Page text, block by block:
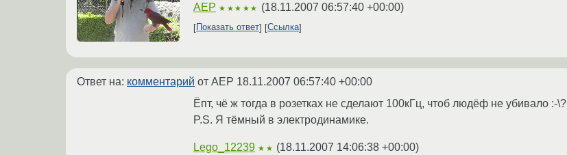
AEP ★★★★★ (18.11.2007 06:57:40 +00:00)
Показать ответ Ссылка
Ответ на: комментарий от AEP 18.11.2007 06:57:40 +00:00
Ёпт, чё ж тогда в розетках не сделают 100кГц, чтоб людёф не убивало :-\?
P.S. Я тёмный в электродинамике.
Lego_12239 ★★ (18.11.2007 14:06:38 +00:00)